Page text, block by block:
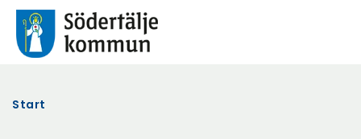
Start